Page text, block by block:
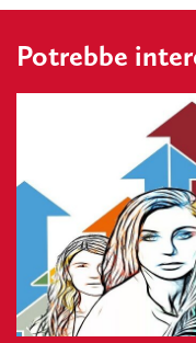
Potrebbe